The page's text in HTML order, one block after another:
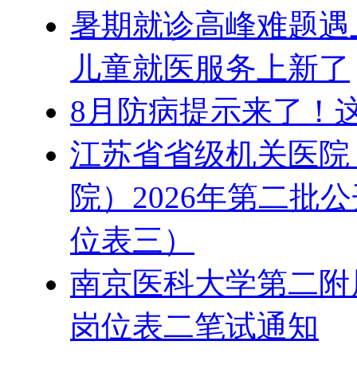
暑期就诊高峰难题
儿童就医服务上新了
8月防病提示来了！
江苏省省级机关医
院）2026年第二批
位表三）
南京医科大学第二
岗位表二笔试通知